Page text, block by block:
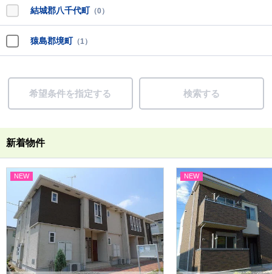
結城郡八千代町 （0）
猿島郡境町 （1）
希望条件を指定する 検索する
新着物件
NEW NEW